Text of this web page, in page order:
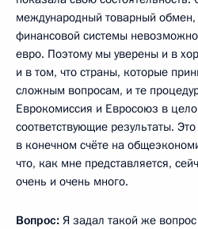
международный товарный
финансовой системы
евро. Поэтому мы уверены и в
и в том, что страны, которые
сложным вопросам, и те
Еврокомиссия и Евросоюз в
соответствующие результаты.
в конечном счёте на
что, как мне представляется,
очень и очень много.
Вопрос: Я задал такой же